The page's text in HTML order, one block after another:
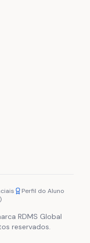
Perfil do Aluno
RDMS Global
reservados.